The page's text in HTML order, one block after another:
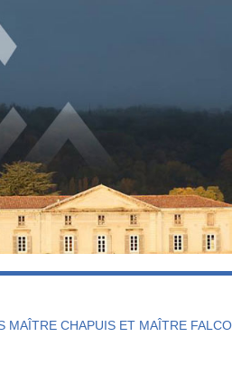
MAÎTRE CHAPUIS ET MAÎTRE